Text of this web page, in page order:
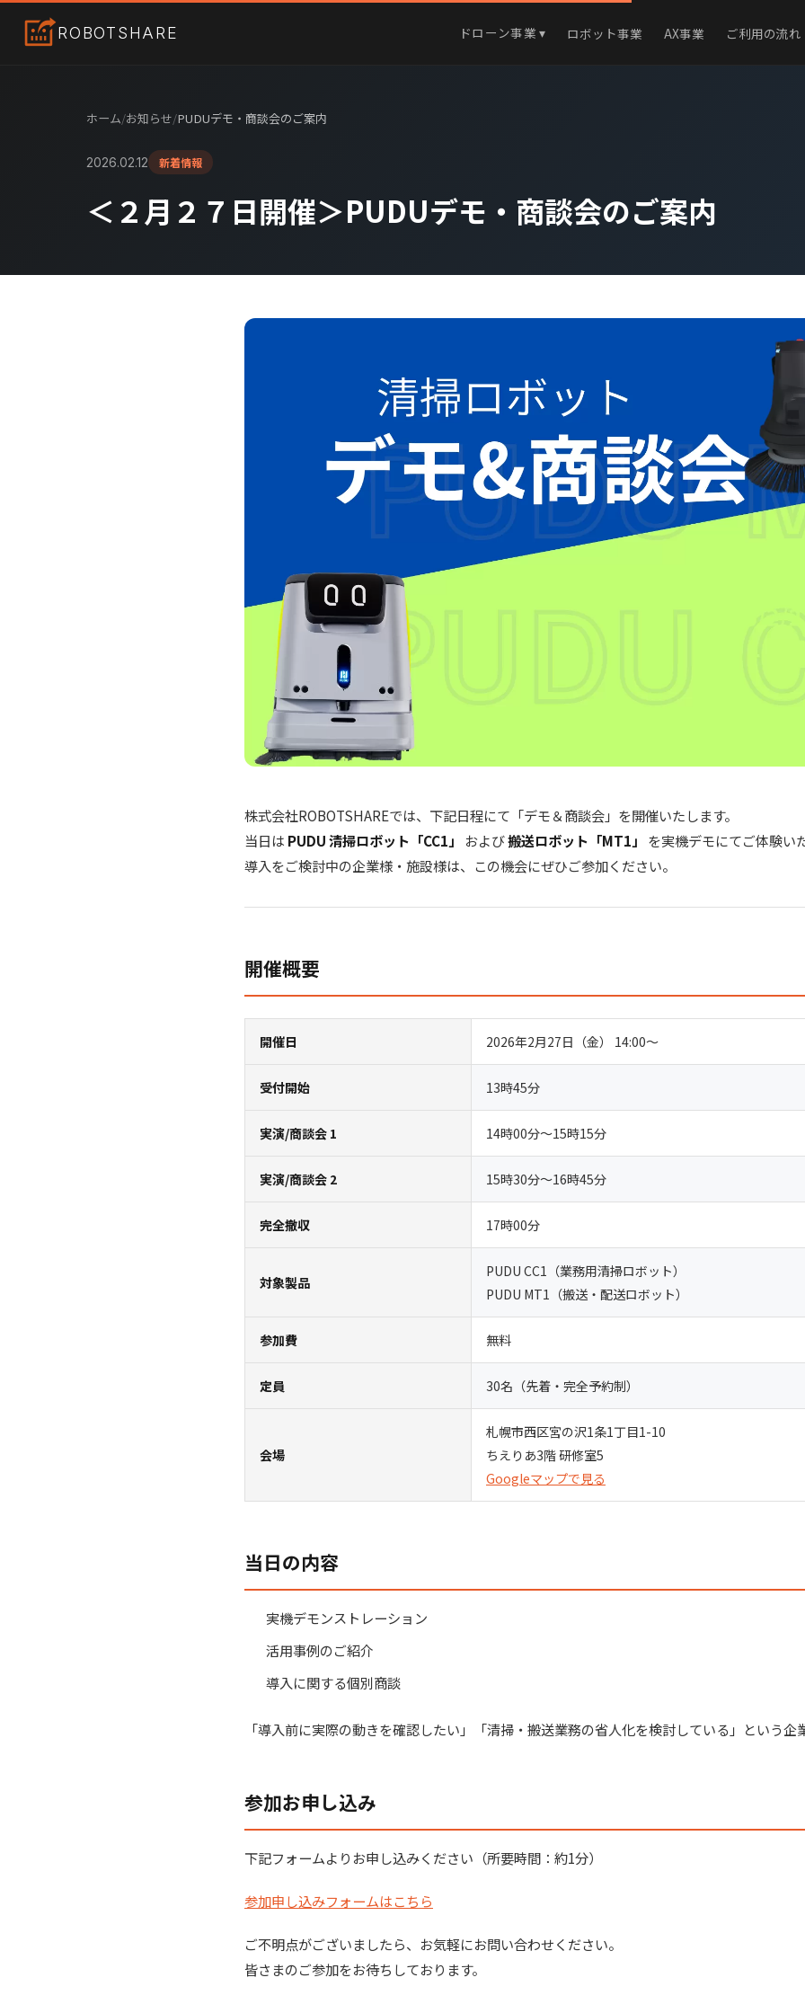
ROBOTSHARE ドローン事業 ▾ ロボット事業 AX事業 ご利用の流れ
ホーム/お知らせ/PUDUデモ・商談会のご案内
2026.02.12 新着情報
＜２月２７日開催＞PUDUデモ・商談会のご案内
株式会社ROBOTSHAREでは、下記日程にて「デモ＆商談会」を開催いたします。
当日は PUDU 清掃ロボット「CC1」 および搬送ロボット「MT1」 を実機デモにてご体験い
導入をご検討中の企業様・施設様は、この機会にぜひご参加ください。
開催概要
開催日 2026年2月27日（金） 14:00〜
受付開始 13時45分
実演/商談会 1 14時00分～15時15分
実演/商談会 2 15時30分～16時45分
完全撤収 17時00分
対象製品
PUDU CC1（業務用清掃ロボット）
PUDU MT1（搬送・配送ロボット）
参加費 無料
定員 30名（先着・完全予約制）
会場
札幌市西区宮の沢1条1丁目1-10
ちえりあ3階 研修室5
Googleマップで見る
当日の内容
実機デモンストレーション
活用事例のご紹介
導入に関する個別商談
「導入前に実際の動きを確認したい」「清掃・搬送業務の省人化を検討している」という企
参加お申し込み
下記フォームよりお申し込みください（所要時間：約1分）
参加申し込みフォームはこちら
ご不明点がございましたら、お気軽にお問い合わせください。
皆さまのご参加をお待ちしております。